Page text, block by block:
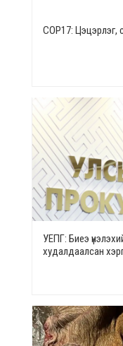
СОР17: Цэцэрлэг,
УЕПГ: Биеэ
худалдаалсан